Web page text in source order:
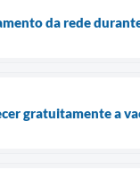
da rede
gratuitamente a